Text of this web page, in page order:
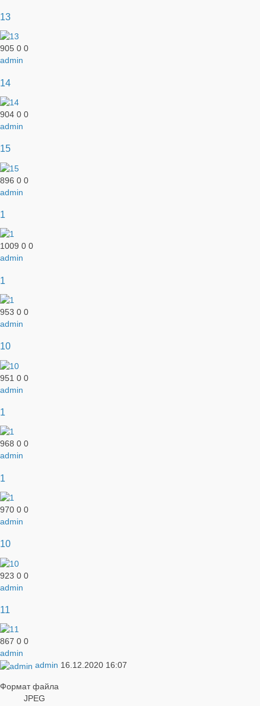
13
905 0 0
admin
14
904 0 0
admin
15
896 0 0
admin
1
1009 0 0
admin
1
953 0 0
admin
10
951 0 0
admin
1
968 0 0
admin
1
970 0 0
admin
10
923 0 0
admin
11
867 0 0
admin
admin 16.12.2020 16:07
Формат файла
JPEG